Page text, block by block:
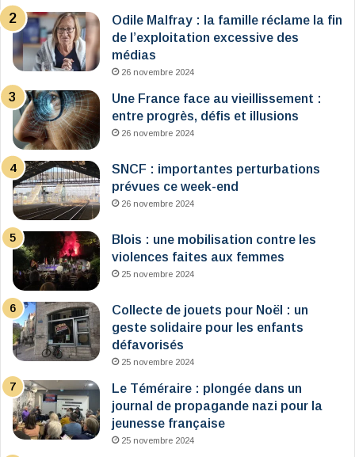
Odile Malfray : la famille réclame la fin
de l’exploitation excessive des
médias
26 novembre 2024
Une France face au vieillissement :
entre progrès, défis et illusions
26 novembre 2024
SNCF : importantes perturbations
prévues ce week-end
26 novembre 2024
Blois : une mobilisation contre les
violences faites aux femmes
25 novembre 2024
Collecte de jouets pour Noël : un
geste solidaire pour les enfants
défavorisés
25 novembre 2024
Le Téméraire : plongée dans un
journal de propagande nazi pour la
jeunesse française
25 novembre 2024